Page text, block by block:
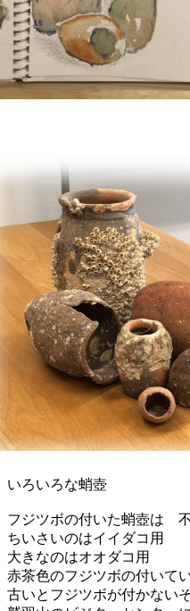
いろいろな蛸壺
フジツボの付いた蛸壺は
ちいさいのはイイダコ用
大きなのはオオダコ用
赤茶色のフジツボの付いて
古いとフジツボが付かない